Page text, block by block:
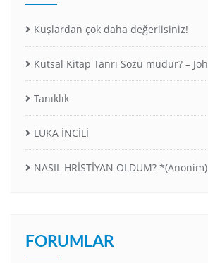
Kuşlardan çok daha değerlisiniz!
Kutsal Kitap Tanrı Sözü müdür? –
Tanıklık
LUKA İNCİLİ
NASIL HRİSTİYAN OLDUM? *(Anonim)
FORUMLAR